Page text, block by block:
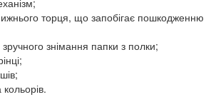
торця, що запобігає пошкодженню
зручного знімання папки з полки;